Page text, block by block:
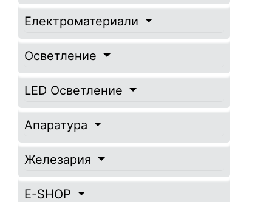
Електроматериали
Осветление
LED Осветление
Апаратура
Железария
E-SHOP